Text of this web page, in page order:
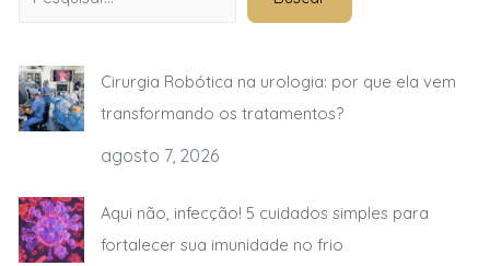
Cirurgia Robótica na urologia: por que ela vem
transformando os tratamentos?
agosto 7, 2026
Aqui não, infecção! 5 cuidados simples para
fortalecer sua imunidade no frio